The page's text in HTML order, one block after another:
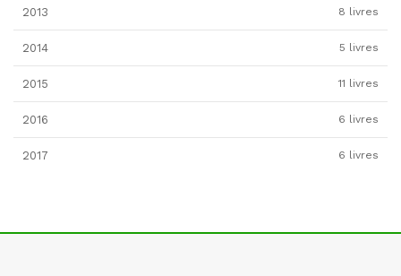
2013 8 livres
2014 5 livres
2015 11 livres
2016 6 livres
2017 6 livres